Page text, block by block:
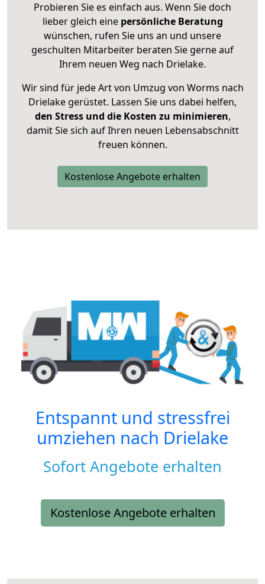
Probieren Sie es einfach aus. Wenn Sie doch
lieber gleich eine persönliche Beratung
wünschen, rufen Sie uns an und unsere
geschulten Mitarbeiter beraten Sie gerne auf
Ihrem neuen Weg nach Drielake.
Wir sind für jede Art von Umzug von Worms nach
Drielake gerüstet. Lassen Sie uns dabei helfen,
den Stress und die Kosten zu minimieren,
damit Sie sich auf Ihren neuen Lebensabschnitt
freuen können.
Kostenlose Angebote erhalten
Entspannt und stressfrei
umziehen nach Drielake
Sofort Angebote erhalten
Kostenlose Angebote erhalten